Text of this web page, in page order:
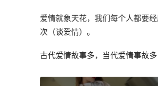
爱情就象天花，我们每个人都要
次（谈爱情）。
古代爱情故事多，当代爱情事故多